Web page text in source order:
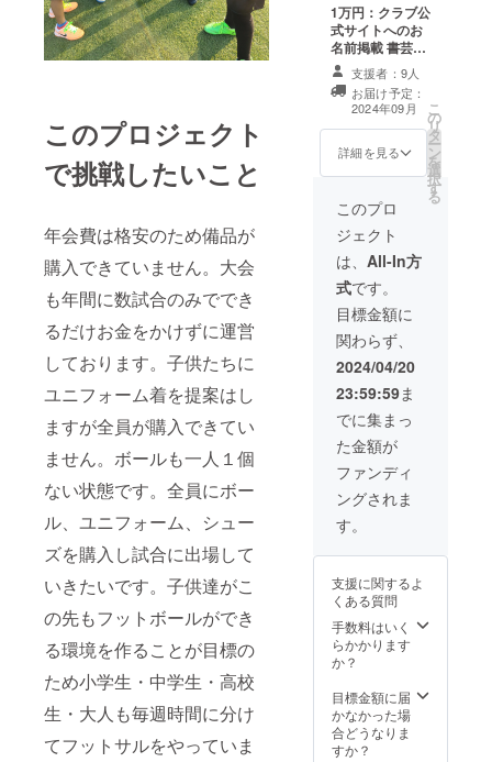
このプロジェクト
で挑戦したいこと
年会費は格安のため備品が
購入できていません。大会
も年間に数試合のみででき
るだけお金をかけずに運営
しております。子供たちに
ユニフォーム着を提案はし
ますが全員が購入できてい
ません。ボールも一人１個
ない状態です。全員にボー
ル、ユニフォーム、シュー
ズを購入し試合に出場して
いきたいです。子供達がこ
の先もフットボールができ
る環境を作ることが目標の
ため小学生・中学生・高校
生・大人も毎週時間に分け
てフットサルをやっていま
1万円：クラブ公
式サイトへのお
名前掲載 書芸家
（近代詩文作
家） 貞広鶏 さん
の子どもたちの
写真入りオリジ
ナルポストカー
ド
支援者：9人
お届け予定：
2024年09月
詳細を見る
こ
の
リ
タ
ー
ン
を
選
択
す
る
このプロ
ジェクト
は、 All-In方
式です。
目標金額に
関わらず、
2024/04/20
23:59:59ま
でに集まっ
た金額が
ファンディ
ングされま
す。
支援に関するよ
くある質問
手数料はいく
らかかります
か？
目標金額に届
かなかった場
合どうなりま
すか？